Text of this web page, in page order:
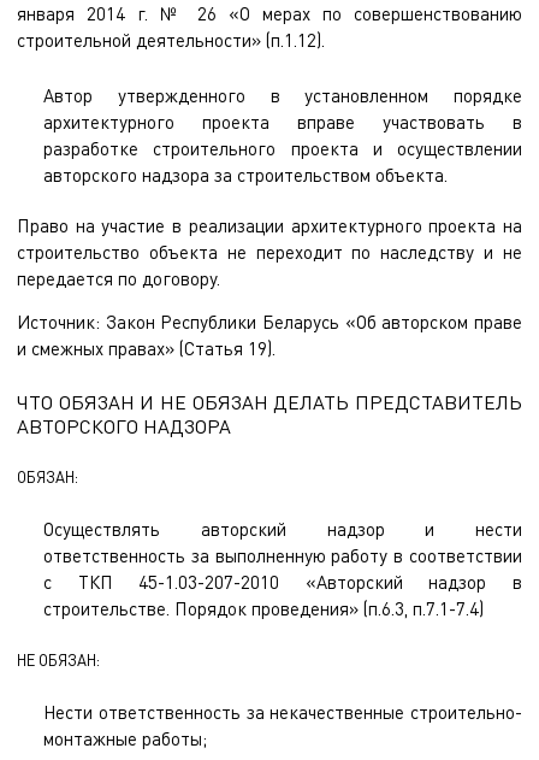
января 2014 г. № 26 «О мерах по совершенствованию
строительной деятельности» (п.1.12).
Автор утвержденного в установленном порядке
архитектурного проекта вправе участвовать в
разработке строительного проекта и осуществлении
авторского надзора за строительством объекта.
Право на участие в реализации архитектурного проекта на
строительство объекта не переходит по наследству и не
передается по договору.
Источник: Закон Республики Беларусь «Об авторском праве
и смежных правах» (Статья 19).
ЧТО ОБЯЗАН И НЕ ОБЯЗАН ДЕЛАТЬ ПРЕДСТАВИТЕЛЬ
АВТОРСКОГО НАДЗОРА
ОБЯЗАН:
Осуществлять авторский надзор и нести
ответственность за выполненную работу в соответствии
с ТКП 45-1.03-207-2010 «Авторский надзор в
строительстве. Порядок проведения» (п.6.3, п.7.1-7.4)
НЕ ОБЯЗАН:
Нести ответственность за некачественные строительно-
монтажные работы;